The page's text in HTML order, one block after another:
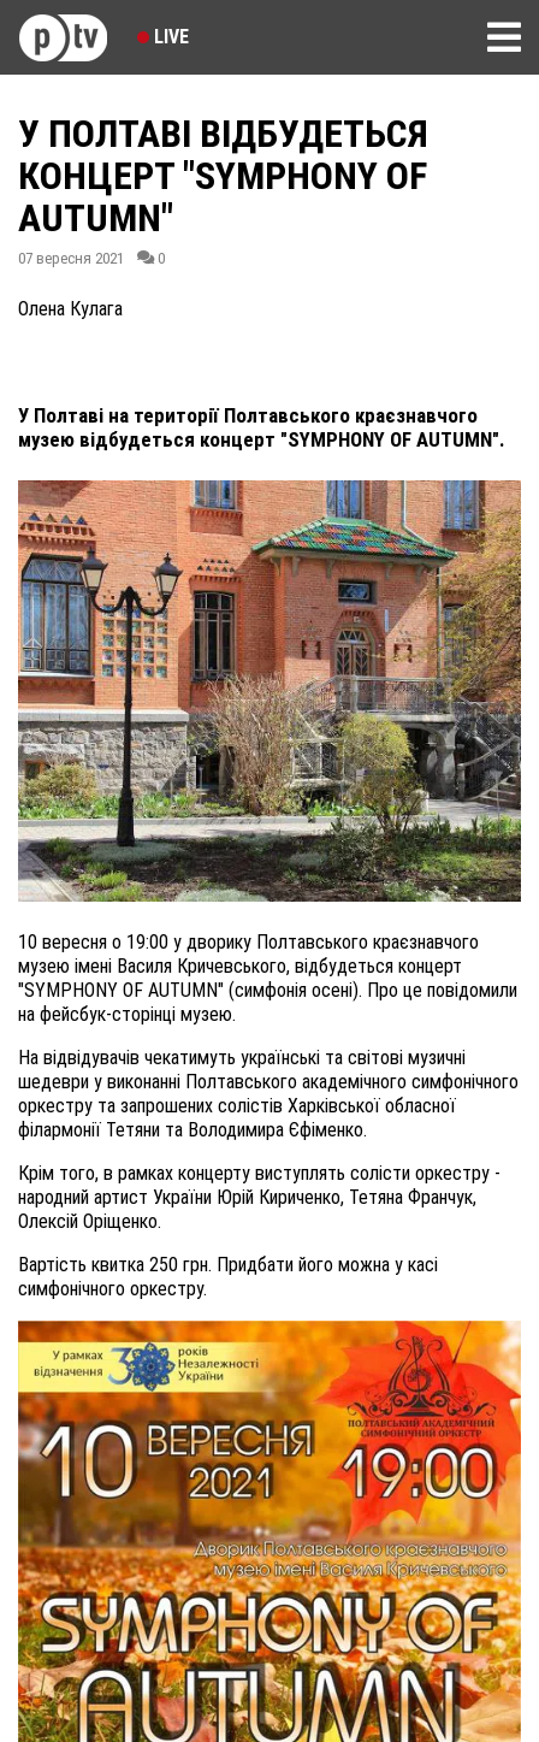
LIVE
У ПОЛТАВІ ВІДБУДЕТЬСЯ
КОНЦЕРТ "SYMPHONY OF
AUTUMN"
07 вересня 2021 0
Олена Кулага
У Полтаві на території Полтавського краєзнавчого
музею відбудеться концерт "SYMPHONY OF AUTUMN".
10 вересня о 19:00 у дворику Полтавського краєзнавчого
музею імені Василя Кричевського, відбудеться концерт
"SYMPHONY OF AUTUMN" (симфонія осені). Про це повідомили
на фейсбук-сторінці музею.
На відвідувачів чекатимуть українські та світові музичні
шедеври у виконанні Полтавського академічного симфонічного
оркестру та запрошених солістів Харківської обласної
філармонії Тетяни та Володимира Єфіменко.
Крім того, в рамках концерту виступлять солісти оркестру -
народний артист України Юрій Кириченко, Тетяна Франчук,
Олексій Оріщенко.
Вартість квитка 250 грн. Придбати його можна у касі
симфонічного оркестру.